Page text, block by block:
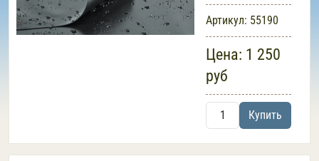
Артикул: 55190
Цена: 1 250
руб
Купить